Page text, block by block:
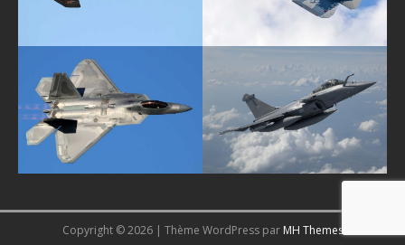
Copyright © 2026 | Thème WordPress par MH Themes